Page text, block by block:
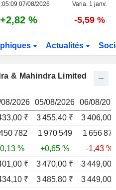
07/08/2026 Varia. 1 janv.
+2,82 % -5,59 %
Actualités
& Mahindra Limited
2026 05/08/2026 06/08/
₹ 3 455,40 ₹
3 406,00
782 1 970 549
1 656
% +0,65 %
-1,43 %
₹ 3 470,00 ₹
3 449,00
₹ 3 485,80 ₹
3 449,00